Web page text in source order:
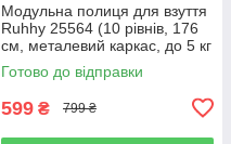
Модульна полиця для взуття
Ruhhy 25564 (10 рівнів, 176
см, металевий каркас, до 5 кг
на полицю)
Готово до відправки
599 ₴ 799 ₴